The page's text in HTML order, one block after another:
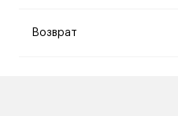
Возврат